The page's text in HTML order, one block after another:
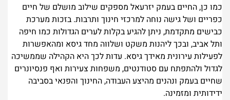
כמו כן, החיים בעמק יזרעאל מספקים שילוב מושלם של חיים
כפריים ושל גישה נוחה למרכזי חינוך ותרבות. בזכות מערכת
כבישים מתקדמת, ניתן להגיע בקלות לערים הגדולות כמו חיפה
ותל אביב, ובכך ליהנות משקט ושלווה מחד גיסא ומהאפשרות
לפעילות עירונית מאידך גיסא. עדות לכך היא הקהילה שממשיכה
לגדול ולהתפתח עם סטודנטים, משפחות צעירות ואף פנסיונרים
שחיים בעמק ונהנים מהיצע העבודה, החינוך והפנאי בסביבה
ידידותית ומזמינה.